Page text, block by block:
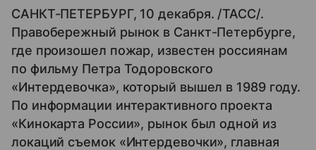
САНКТ-ПЕТЕРБУРГ, 10 декабря. /ТАСС/.
Правобережный рынок в Санкт-Петербурге,
где произошел пожар, известен россиянам
по фильму Петра Тодоровского
«Интердевочка», который вышел в 1989 году.
По информации интерактивного проекта
«Кинокарта России», рынок был одной из
локаций съемок «Интердевочки», главная